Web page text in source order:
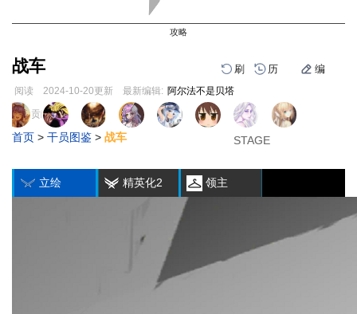
攻略
战车 刷 历 编
阅读 2024-10-20更新 最新编辑: 阿尔法不是贝塔
跳
到
导
跳
到
搜
页面贡献者 :
首页 > 干员图鉴 > 战车
立绘 精英化2 领主
1
STAGE
2
STAGE
3
STAGE